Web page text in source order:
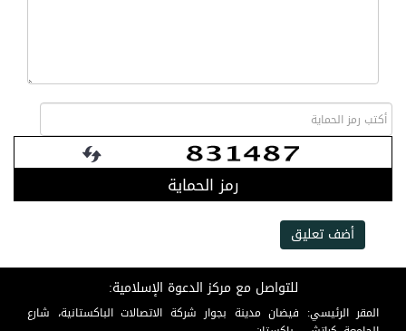
رمز الحماية
أضف تعليق
للتواصل مع مركز الدعوة الإسلامية:
المقر الرئيسي: فيضان مدينة بجوار شركة الاتصالات الباكستانية، شارع